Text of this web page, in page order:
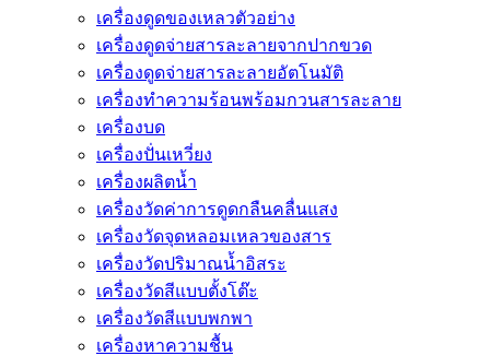
เครื่องดูดของเหลวตัวอย่าง
เครื่องดูดจ่ายสารละลายจากปากขวด
เครื่องดูดจ่ายสารละลายอัตโนมัติ
เครื่องทำความร้อนพร้อมกวนสารละลาย
เครื่องบด
เครื่องปั่นเหวี่ยง
เครื่องผลิตน้ำ
เครื่องวัดค่าการดูดกลืนคลื่นแสง
เครื่องวัดจุดหลอมเหลวของสาร
เครื่องวัดปริมาณน้ำอิสระ
เครื่องวัดสีแบบตั้งโต๊ะ
เครื่องวัดสีแบบพกพา
เครื่องหาความชื้น